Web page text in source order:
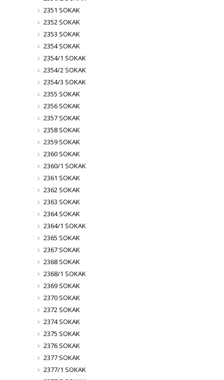
2351 SOKAK
2352 SOKAK
2353 SOKAK
2354 SOKAK
2354/1 SOKAK
2354/2 SOKAK
2354/3 SOKAK
2355 SOKAK
2356 SOKAK
2357 SOKAK
2358 SOKAK
2359 SOKAK
2360 SOKAK
2360/1 SOKAK
2361 SOKAK
2362 SOKAK
2363 SOKAK
2364 SOKAK
2364/1 SOKAK
2365 SOKAK
2367 SOKAK
2368 SOKAK
2368/1 SOKAK
2369 SOKAK
2370 SOKAK
2372 SOKAK
2374 SOKAK
2375 SOKAK
2376 SOKAK
2377 SOKAK
2377/1 SOKAK